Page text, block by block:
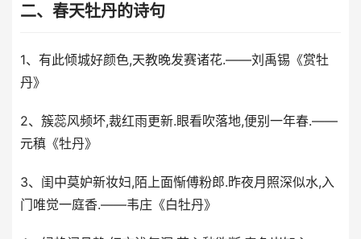
二、春天牡丹的诗句
1、有此倾城好颜色,天教晚发赛诸花.——刘禹锡《赏牡
丹》
2、簇蕊风频坏,裁红雨更新.眼看吹落地,便别一年春.——
元稹《牡丹》
3、闺中莫妒新妆妇,陌上面惭傅粉郎.昨夜月照深似水,入
门唯觉一庭香.——韦庄《白牡丹》